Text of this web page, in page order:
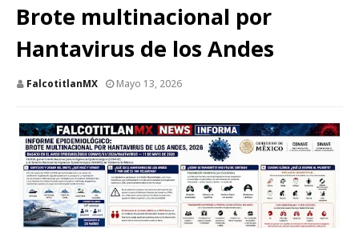
Brote multinacional por
Hantavirus de los Andes
FalcotitlanMX Mayo 13, 2026